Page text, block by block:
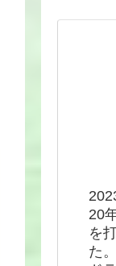
20
を
た。